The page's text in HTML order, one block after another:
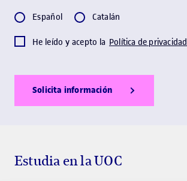
Español Catalán
He leído y acepto la Política de privacidad
Solicita información
Estudia en la UOC